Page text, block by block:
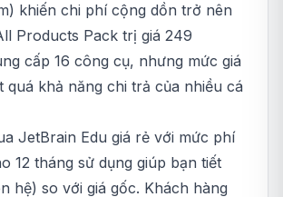
khiến chi phí cộng dồn trở nên
Products Pack trị giá 249
cấp 16 công cụ, nhưng mức giá
quá khả năng chi trả của nhiều cá
JetBrain Edu giá rẻ với mức phí
12 tháng sử dụng giúp bạn tiết
hệ) so với giá gốc. Khách hàng